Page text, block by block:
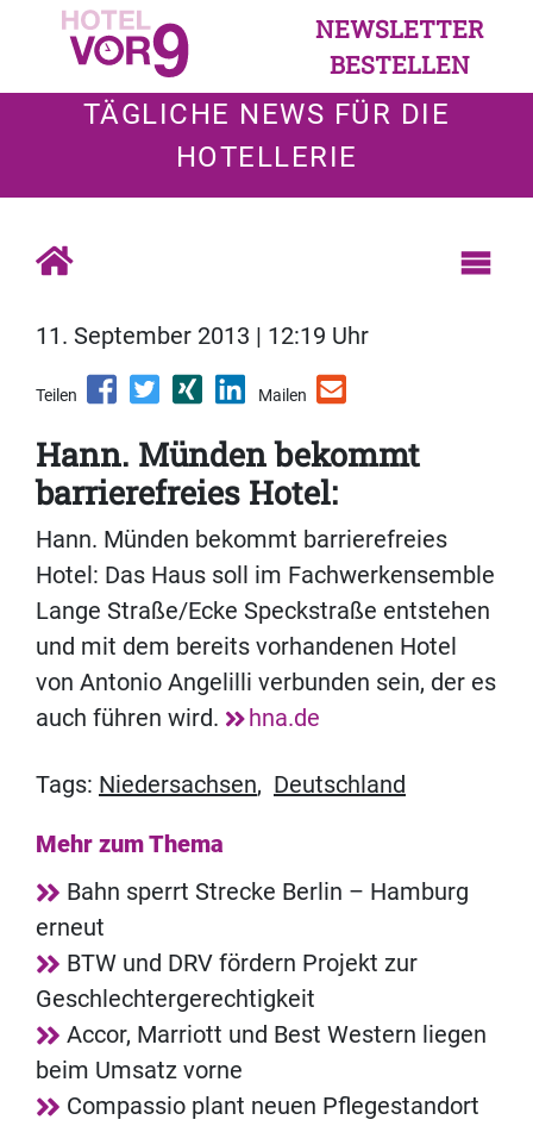
NEWSLETTER
BESTELLEN
TÄGLICHE NEWS FÜR DIE
HOTELLERIE
11. September 2013 | 12:19 Uhr
Teilen Mailen
Hann. Münden bekommt
barrierefreies Hotel:
Hann. Münden bekommt barrierefreies
Hotel: Das Haus soll im Fachwerkensemble
Lange Straße/Ecke Speckstraße entstehen
und mit dem bereits vorhandenen Hotel
von Antonio Angelilli verbunden sein, der es
auch führen wird.
hna.de
Tags: Niedersachsen, Deutschland
Mehr zum Thema
Bahn sperrt Strecke Berlin – Hamburg
erneut
BTW und DRV fördern Projekt zur
Geschlechtergerechtigkeit
Accor, Marriott und Best Western liegen
beim Umsatz vorne
Compassio plant neuen Pflegestandort